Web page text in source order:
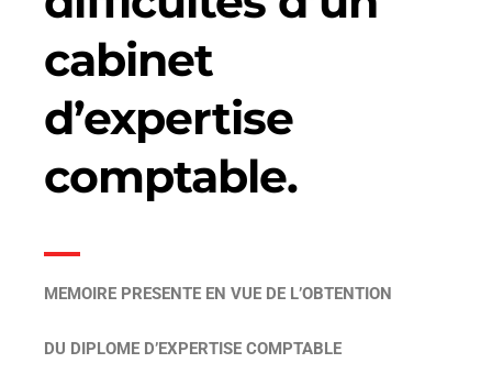
cabinet
d’expertise
comptable.
MEMOIRE PRESENTE EN VUE DE L’OBTENTION
DU DIPLOME D’EXPERTISE COMPTABLE